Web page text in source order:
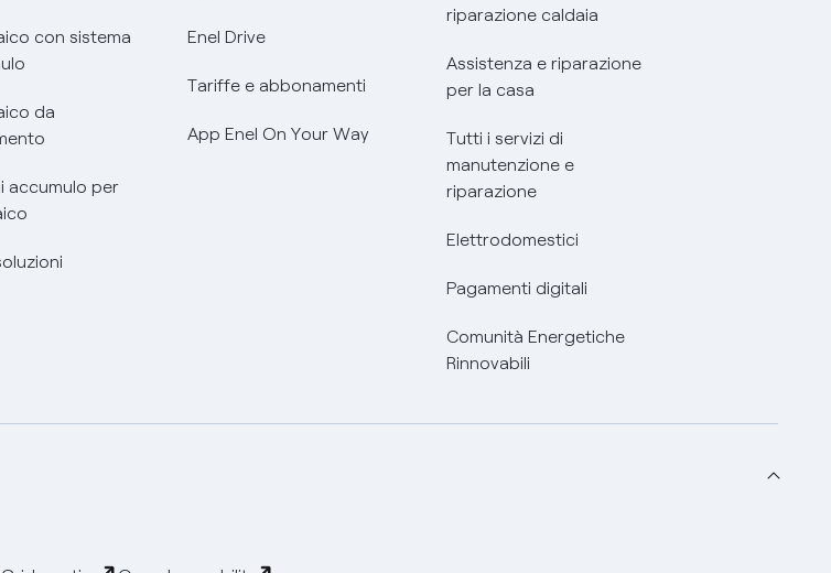
con sistema
da
accumulo per
Enel Drive
Tariffe e abbonamenti
App Enel On Your Way
riparazione caldaia
Assistenza e riparazione
per la casa
Tutti i servizi di
manutenzione e
riparazione
Elettrodomestici
Pagamenti digitali
Comunità Energetiche
Rinnovabili